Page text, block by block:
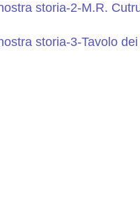
storia-2-M.R.
storia-3-Tavolo